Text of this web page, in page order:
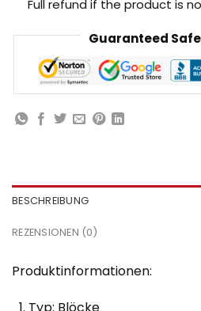
Full refund if the product is
Guaranteed
BESCHREIBUNG
REZENSIONEN (0)
Produktinformationen:
Typ: Blöcke